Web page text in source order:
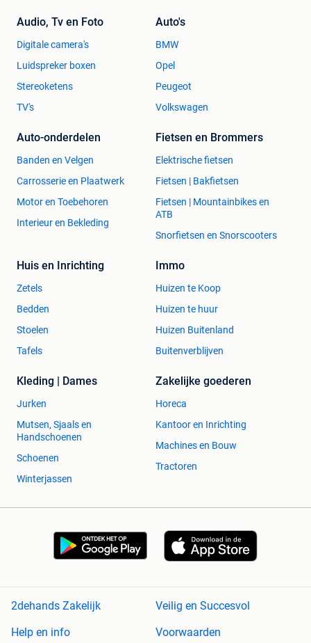
Audio, Tv en Foto
Digitale camera's
Luidspreker boxen
Stereoketens
TV's
Auto's
BMW
Opel
Peugeot
Volkswagen
Auto-onderdelen
Banden en Velgen
Carrosserie en Plaatwerk
Motor en Toebehoren
Interieur en Bekleding
Fietsen en Brommers
Elektrische fietsen
Fietsen | Bakfietsen
Fietsen | Mountainbikes en
ATB
Snorfietsen en Snorscooters
Huis en Inrichting
Zetels
Bedden
Stoelen
Tafels
Immo
Huizen te Koop
Huizen te huur
Huizen Buitenland
Buitenverblijven
Kleding | Dames
Jurken
Mutsen, Sjaals en
Handschoenen
Schoenen
Winterjassen
Zakelijke goederen
Horeca
Kantoor en Inrichting
Machines en Bouw
Tractoren
2dehands Zakelijk
Veilig en Succesvol
Help en info
Voorwaarden